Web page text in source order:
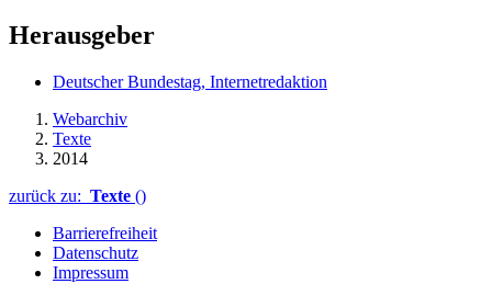
Herausgeber
Deutscher Bundestag, Internetredaktion
Webarchiv
Texte
2014
zurück zu: Texte ()
Barrierefreiheit
Datenschutz
Impressum